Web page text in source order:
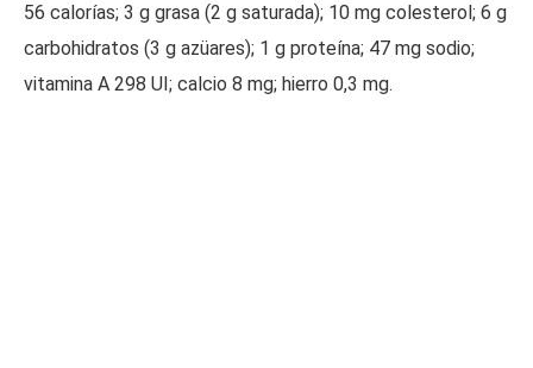
56 calorías; 3 g grasa (2 g saturada); 10 mg colesterol; 6 g
carbohidratos (3 g azüares); 1 g proteína; 47 mg sodio;
vitamina A 298 UI; calcio 8 mg; hierro 0,3 mg.